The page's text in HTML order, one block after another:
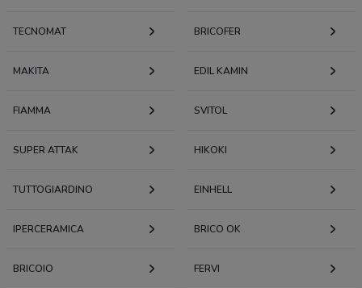
TECNOMAT BRICOFER
MAKITA EDIL KAMIN
FIAMMA SVITOL
SUPER ATTAK HIKOKI
TUTTOGIARDINO EINHELL
IPERCERAMICA BRICO OK
BRICOIO FERVI